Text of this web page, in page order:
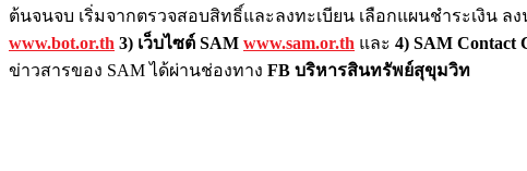
ต้นจนจบ เริ่มจากตรวจสอบสิทธิ์และลงทะเบียน เลือกแผนชำระเงิ
www.bot.or.th 3) เว็บไซต์ SAM www.sam.or.th และ 4) SAM Contact
ข่าวสารของ SAM ได้ผ่านช่องทาง FB บริหารสินทรัพย์สุขุมวิท